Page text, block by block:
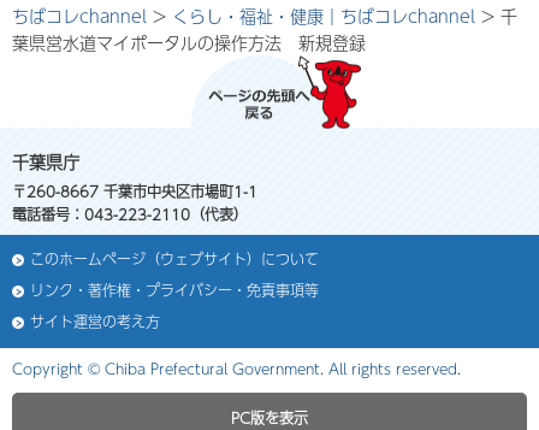
ちばコレchannel > くらし・福祉・健康｜ちばコレchannel > 千
葉県営水道マイポータルの操作方法 新規登録
千葉県庁
〒260-8667 千葉市中央区市場町1-1
電話番号：043-223-2110（代表）
このホームページ（ウェブサイト）について
リンク・著作権・プライバシー・免責事項等
サイト運営の考え方
Copyright © Chiba Prefectural Government. All rights reserved.
PC版を表示